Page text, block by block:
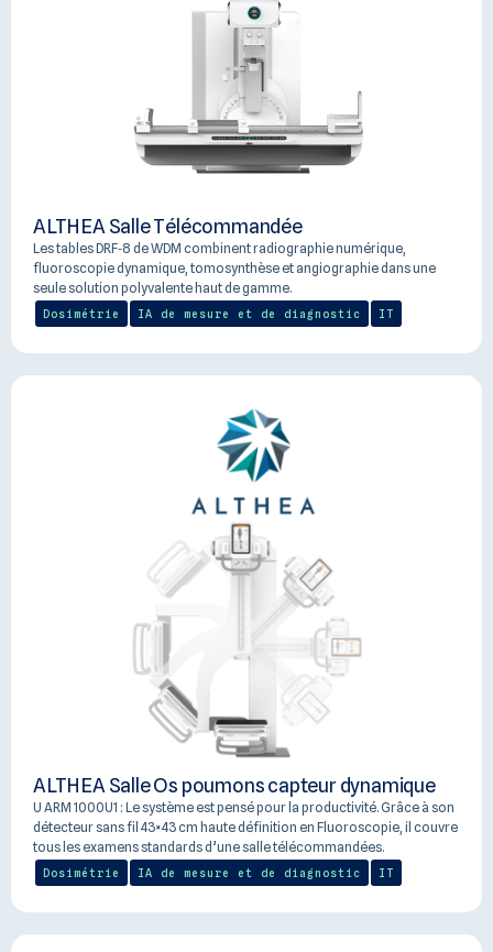
fluoroscopie dynamique, tomosynthèse et angiographie dans une
seule solution polyvalente haut de gamme.
Dosimétrie IA de mesure et de diagnostic IT
ALTHEA Salle Os poumons capteur dynamique
détecteur sans fil 43×43 cm haute définition en Fluoroscopie, il couvre
tous les examens standards d’une salle télécommandées.
Dosimétrie IA de mesure et de diagnostic IT